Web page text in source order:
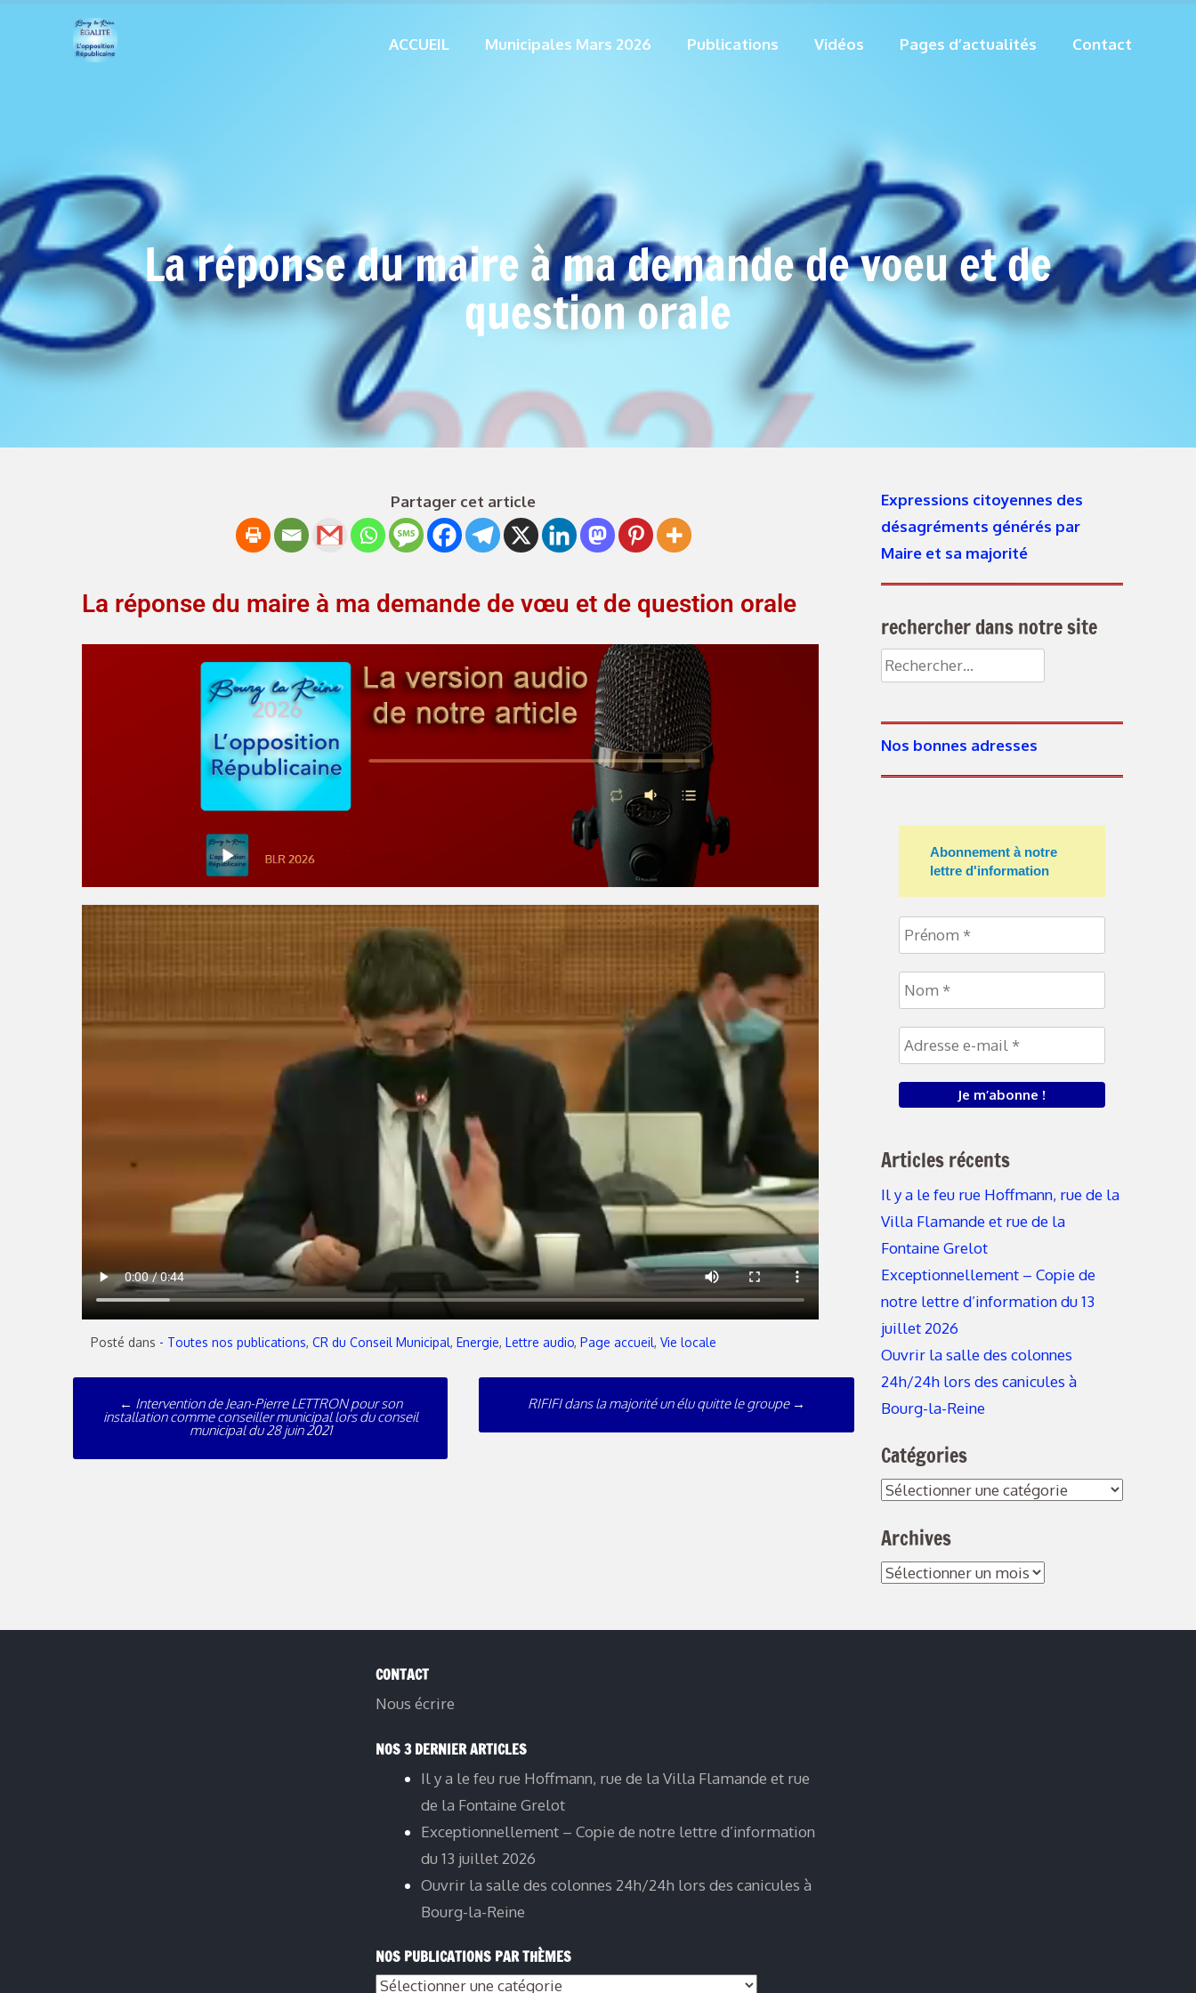
ACCUEIL Municipales Mars 2026 Publications Vidéos Pages d’actualités Contact
La réponse du maire à ma demande de voeu et de
question orale
Partager cet article
La réponse du maire à ma demande de vœu et de question orale
Posté dans - Toutes nos publications, CR du Conseil Municipal, Energie, Lettre audio, Page accueil, Vie locale
← Intervention de Jean-Pierre LETTRON pour son
installation comme conseiller municipal lors du conseil
municipal du 28 juin 2021
RIFIFI dans la majorité un élu quitte le groupe →
Expressions citoyennes des
désagréments générés par
Maire et sa majorité
rechercher dans notre site
Nos bonnes adresses
Abonnement à notre
lettre d'information
Articles récents
Il y a le feu rue Hoffmann, rue de la
Villa Flamande et rue de la
Fontaine Grelot
Exceptionnellement – Copie de
notre lettre d’information du 13
juillet 2026
Ouvrir la salle des colonnes
24h/24h lors des canicules à
Bourg-la-Reine
Catégories
Archives
CONTACT
Nous écrire
NOS 3 DERNIER ARTICLES
Il y a le feu rue Hoffmann, rue de la Villa Flamande et rue
de la Fontaine Grelot
Exceptionnellement – Copie de notre lettre d’information
du 13 juillet 2026
Ouvrir la salle des colonnes 24h/24h lors des canicules à
Bourg-la-Reine
NOS PUBLICATIONS PAR THÈMES